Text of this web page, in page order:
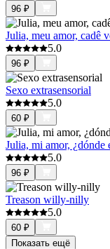
96 ₽
Julia, meu amor, cadê
5.0
96 ₽
Sexo extrasensorial
5.0
60 ₽
Julia, mi amor, ¿dónde
5.0
96 ₽
Treason willy-nilly
5.0
60 ₽
Показать ещё